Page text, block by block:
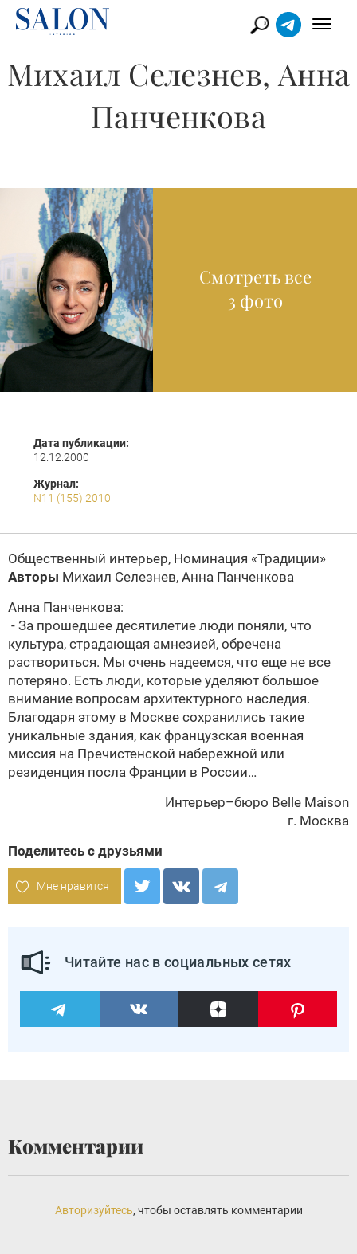
Михаил Селезнев, Анна
Панченкова
Смотреть все
3 фото
Дата публикации:
12.12.2000
Журнал:
N11 (155) 2010
Общественный интерьер, Номинация «Традиции»
Авторы Михаил Селезнев, Анна Панченкова
Анна Панченкова:
- За прошедшее десятилетие люди поняли, что
культура, страдающая амнезией, обречена
раствориться. Мы очень надеемся, что еще не все
потеряно. Есть люди, которые уделяют большое
внимание вопросам архитектурного наследия.
Благодаря этому в Москве сохранились такие
уникальные здания, как французская военная
миссия на Пречистенской набережной или
резиденция посла Франции в России…
Интерьер–бюро Belle Maison
г. Москва
Поделитесь с друзьями
Мне нравится
Читайте нас в социальных сетях
Комментарии
Авторизуйтесь, чтобы оставлять комментарии